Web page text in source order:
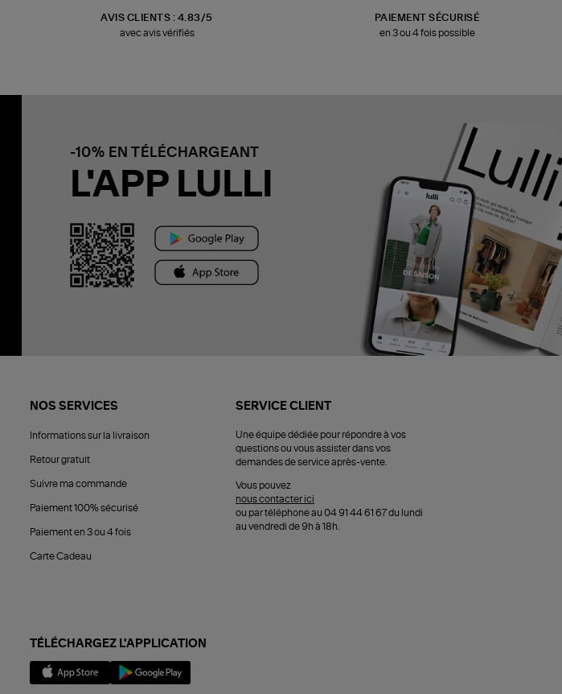
AVIS CLIENTS : 4.83/5
avec avis vérifiés
PAIEMENT SÉCURISÉ
en 3 ou 4 fois possible
-10% EN TÉLÉCHARGEANT
L'APP LULLI
NOS SERVICES
Informations sur la livraison
Retour gratuit
Suivre ma commande
Paiement 100% sécurisé
Paiement en 3 ou 4 fois
Carte Cadeau
SERVICE CLIENT
Une équipe dédiée pour répondre à vos
questions ou vous assister dans vos
demandes de service après-vente.
Vous pouvez
nous contacter ici
ou par téléphone au 04 91 44 61 67 du lundi
au vendredi de 9h à 18h.
TÉLÉCHARGEZ L'APPLICATION